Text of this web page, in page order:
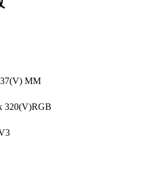
37(V) MM
320(V)RGB